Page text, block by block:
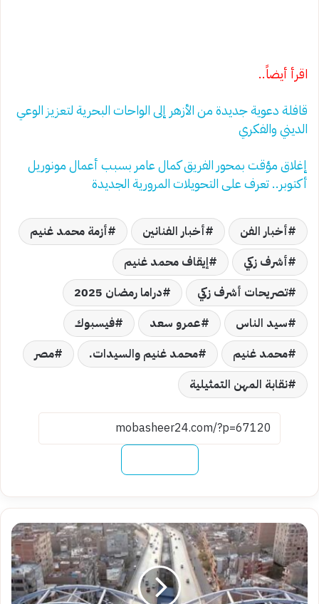
اقرأ أيضاً..
قافلة دعوية جديدة من الأزهر إلى الواحات البحرية لتعزيز الوعي
الديني والفكري
إغلاق مؤقت بمحور الفريق كمال عامر بسبب أعمال مونوريل
أكتوبر.. تعرف على التحويلات المرورية الجديدة
أخبار الفن أخبار الفنانين
أزمة محمد غنيم
أشرف زكي
إيقاف محمد غنيم
تصريحات أشرف زكي
دراما رمضان 2025
سيد الناس
عمرو سعد
فيسبوك
محمد غنيم
محمد غنيم والسيدات.
مصر
نقابة المهن التمثيلية
إغلاق
مؤقت
بمحور
الفريق
كمال